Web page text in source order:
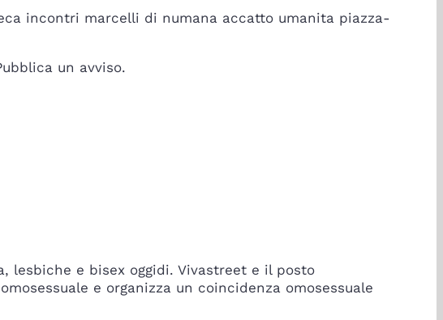
incontri marcelli di numana accatto umanita piazza-
un avviso.
lesbiche e bisex oggidi. Vivastreet e il posto
e organizza un coincidenza omosessuale